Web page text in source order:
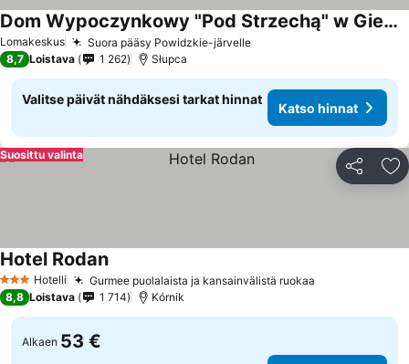
Lomakeskus Suora pääsy Powidzkie-järvelle
Dom Wypoczynkowy "Pod Strzechą" w Giewartowie
8,7 Loistava 1 262 Słupca
Valitse päivät nähdäksesi tarkat hinnat
Katso hinnat
Jaa
Suosittu valinta
3 Tähtiluokitus
Hotelli Gurmee puolalaista ja kansainvälistä ruokaa
Hotel Rodan
8,8 Loistava 1 714 Kórnik
Alkaen 53 €